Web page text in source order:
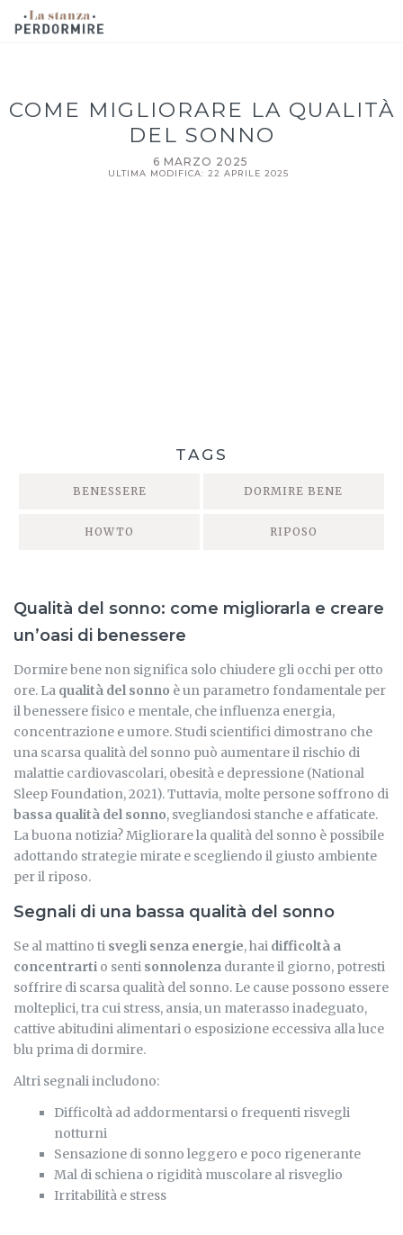
COME MIGLIORARE LA QUALITÀ
DEL SONNO
6 MARZO 2025
ULTIMA MODIFICA: 22 APRILE 2025
TAGS
BENESSERE DORMIRE BENE
HOWTO RIPOSO
Qualità del sonno: come migliorarla e creare
un’oasi di benessere
Dormire bene non significa solo chiudere gli occhi per otto
ore. La qualità del sonno è un parametro fondamentale per
il benessere fisico e mentale, che influenza energia,
concentrazione e umore. Studi scientifici dimostrano che
una scarsa qualità del sonno può aumentare il rischio di
malattie cardiovascolari, obesità e depressione (National
Sleep Foundation, 2021). Tuttavia, molte persone soffrono di
bassa qualità del sonno, svegliandosi stanche e affaticate.
La buona notizia? Migliorare la qualità del sonno è possibile
adottando strategie mirate e scegliendo il giusto ambiente
per il riposo.
Segnali di una bassa qualità del sonno
Se al mattino ti svegli senza energie, hai difficoltà a
concentrarti o senti sonnolenza durante il giorno, potresti
soffrire di scarsa qualità del sonno. Le cause possono essere
molteplici, tra cui stress, ansia, un materasso inadeguato,
cattive abitudini alimentari o esposizione eccessiva alla luce
blu prima di dormire.
Altri segnali includono:
Difficoltà ad addormentarsi o frequenti risvegli
notturni
Sensazione di sonno leggero e poco rigenerante
Mal di schiena o rigidità muscolare al risveglio
Irritabilità e stress